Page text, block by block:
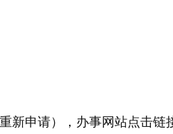
新申请），办事网站点击链